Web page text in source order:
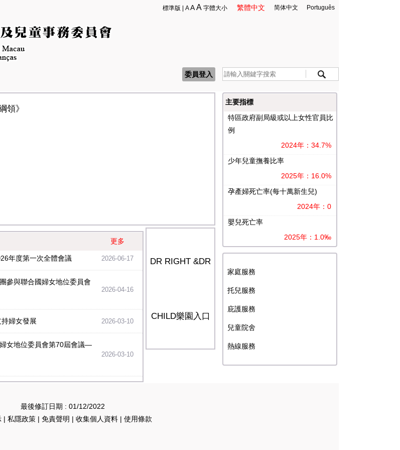
Português
简体中文
繁體中文
標準版 |A A A 字體大小
委員登入
領》
更多
年度第一次全體會議 2026-06-17
參與聯合國婦女地位委員會
2026-04-16
婦女發展 2026-03-10
女地位委員會第70屆會議—
2026-03-10
DR RIGHT &DR
CHILD樂園入口
主要指標
特區政府副局級或以上女性官員比
例
2024年：34.7%
少年兒童撫養比率
2025年：16.0%
孕產婦死亡率(每十萬新生兒)
2024年：0
嬰兒死亡率
2025年：1.0‰
家庭服務
托兒服務
庇護服務
兒童院舍
熱線服務
最後修訂日期 : 01/12/2022
| 私隱政策 | 免責聲明 | 收集個人資料 | 使用條款